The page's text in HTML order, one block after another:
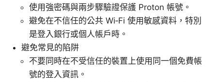
使用強密碼與兩步驟驗證保護 Proton 帳號。
避免在不信任的公共 Wi‑Fi 使用敏感資料，特別
是登入銀行或個人帳戶時。
避免常見的陷阱
不要同時在不受信任的裝置上使用同一個免費帳
號的登入資訊。